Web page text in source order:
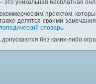
– это уникальная бесплатная
проектом,
делятся своими
словарь.
допускаются без каких-либо